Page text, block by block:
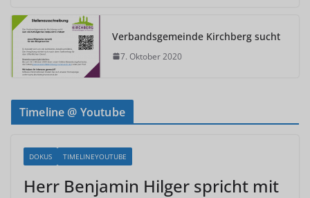
Verbandsgemeinde Kirchberg sucht
7. Oktober 2020
Timeline @ Youtube
DOKUS TIMELINEYOUTUBE
Herr Benjamin Hilger spricht mit